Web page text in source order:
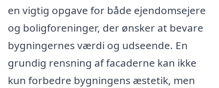
en vigtig opgave for både ejendomsejere
og boligforeninger, der ønsker at bevare
bygningernes værdi og udseende. En
grundig rensning af facaderne kan ikke
kun forbedre bygningens æstetik, men